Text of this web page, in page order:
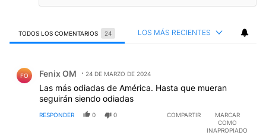
TODOS LOS COMENTARIOS 24 LOS MÁS RECIENTES
FO Fenix OM 24 DE MARZO DE 2024
Las más odiadas de América. Hasta que mueran
seguirán siendo odiadas
RESPONDER 0 0 COMPARTIR
MARCAR
COMO
INAPROPIADO